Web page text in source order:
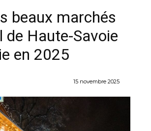
beaux marchés
de Haute-Savoie
en 2025
15 novembre 2025